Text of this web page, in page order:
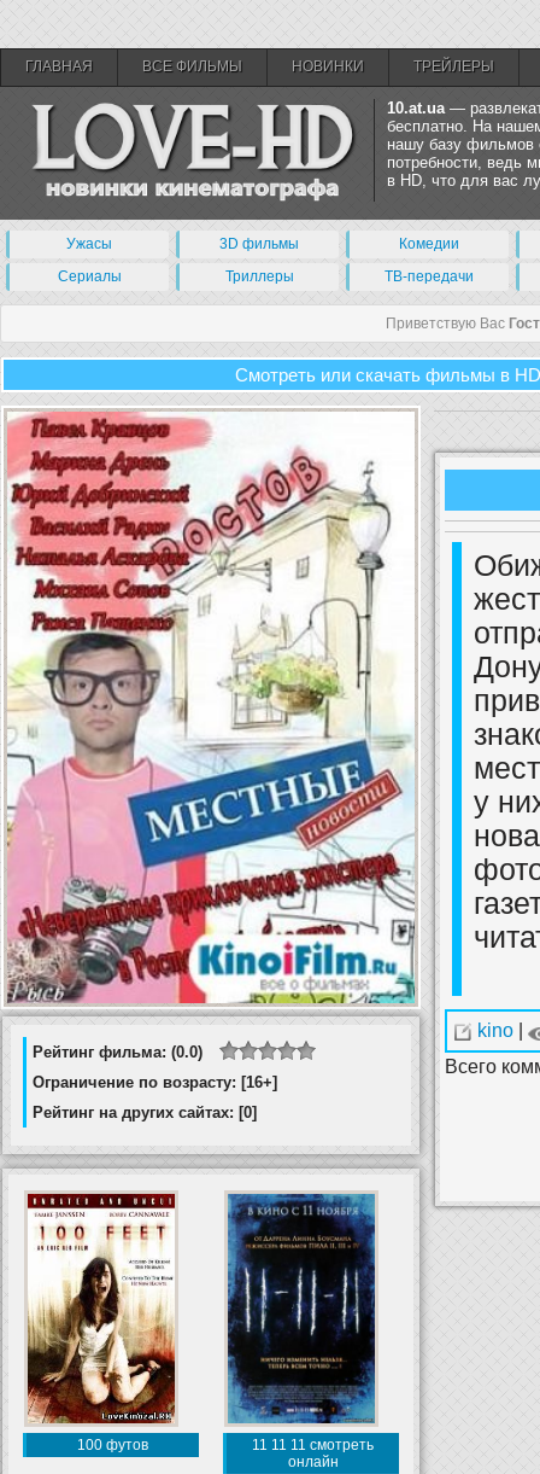
ГЛАВНАЯ ВСЕ ФИЛЬМЫ НОВИНКИ ТРЕЙЛЕРЫ
10.at.ua—
бесплатно. На
нашу базу фильмов
потребности, ведь
в HD, что для вас
Ужасы 3D фильмы
Комедии
Сериалы
Триллеры ТВ-передачи
Приветствую Вас
Смотреть или скачать фильмы в
Рейтинг фильма: (0.0)
Ограничение по возрасту: [16+]
Рейтинг на других сайтах: [0]
100 футов
11 11 11 смотреть
онлайн
у
kino
Всего